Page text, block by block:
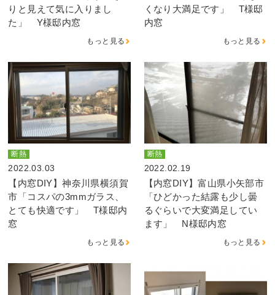
りと見えて気に入りまし
た」 Y様邸内窓
もっと見る
くなり大満足です」 T様邸
内窓
もっと見る
断熱
2022.03.03
【内窓DIY】神奈川県横須賀
市「コスパの3mmガラス、
とても快適です」 T様邸内
窓
もっと見る
断熱
2022.02.19
【内窓DIY】富山県小矢部市
「ひどかった結露も少し曇
るぐらいで大変満足してい
ます」 N様邸内窓
もっと見る